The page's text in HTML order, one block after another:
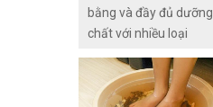
bằng và đầy đủ dưỡng
chất với nhiều loại
một chế độ rất quan
trọng đối với những